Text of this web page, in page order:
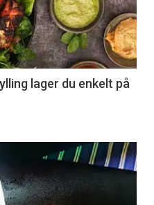
lager du enkelt på